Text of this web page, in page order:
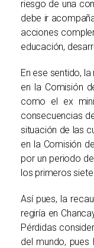
riesgo de una
debe ir
acciones
educación,
En ese sentido,
en la Comisión
como el ex
consecuencias
situación de las
en la Comisión
por un periodo
los primeros
Así pues, la
regiría en
Pérdidas
del mundo,